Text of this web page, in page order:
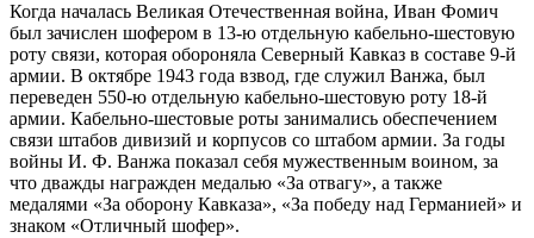
Когда началась Великая Отечественная война, Иван Фомич
был зачислен шофером в 13-ю отдельную кабельно-шестовую
роту связи, которая обороняла Северный Кавказ в составе 9-й
армии. В октябре 1943 года взвод, где служил Ванжа, был
переведен 550-ю отдельную кабельно-шестовую роту 18-й
армии. Кабельно-шестовые роты занимались обеспечением
связи штабов дивизий и корпусов со штабом армии. За годы
войны И. Ф. Ванжа показал себя мужественным воином, за
что дважды награжден медалью «За отвагу», а также
медалями «За оборону Кавказа», «За победу над Германией» и
знаком «Отличный шофер».